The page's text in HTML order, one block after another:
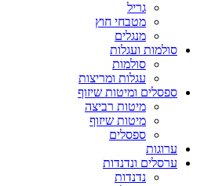
גריל
מטבחי חוץ
מנגלים
סולמות ועגלות
סולמות
עגלות ומריצות
ספסלים ומיטות שיזוף
מיטות רביצה
מיטות שיזוף
ספסלים
ערוגות
ערסלים ונדנדות
נדנדות